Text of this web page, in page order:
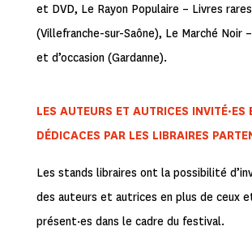
et DVD, Le Rayon Populaire – Livres
(Villefranche-sur-Saône), Le Marché Noir
et d’occasion (Gardanne).
LES AUTEURS ET AUTRICES INVITÉ·ES
DÉDICACES PAR LES LIBRAIRES
Les stands libraires ont la possibilité
des auteurs et autrices en plus de ceux
présent·es dans le cadre du festival.